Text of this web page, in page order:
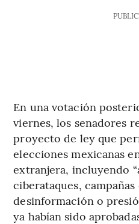
En una votación
viernes, los senadores
proyecto de ley que
elecciones mexicanas
extranjera, incluyendo
ciberataques,
desinformación o
ya habían sido